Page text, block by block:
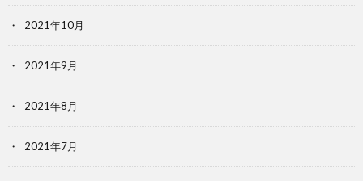
2021年10月
2021年9月
2021年8月
2021年7月